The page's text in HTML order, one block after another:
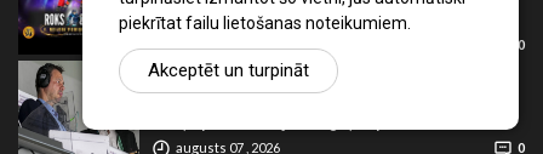
piekrītat failu lietošanas noteikumiem.
Akceptēt un turpināt
2026 | TIEŠRAIDE
0
Sports
augusts 07 , 2026 0